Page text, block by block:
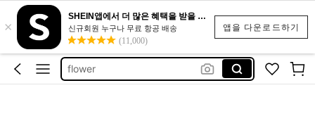
앱을 다운로드하기
×
SHEIN앱에서 더 많은 혜택을 받을 수 있어요.
신규회원 누구나 무료 항공 배송
(11,000)
造花 ブーケ
flores
flower
flowers bouquet